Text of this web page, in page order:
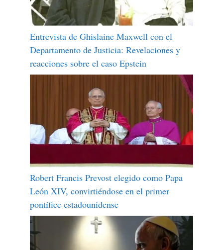
Entrevista de Ghislaine Maxwell con el
Departamento de Justicia: Revelaciones y
reacciones sobre el caso Epstein
Robert Francis Prevost elegido como Papa
León XIV, convirtiéndose en el primer
pontífice estadounidense